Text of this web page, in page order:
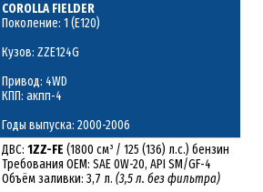
COROLLA FIELDER
Поколение: 1 (E120)
Кузов: ZZE124G
Привод: 4WD
КПП: акпп-4
Годы выпуска: 2000-2006
ДВС: 1ZZ-FE (1800 см³ / 125 (136) л.с.) бензин
Требования ОЕМ: SAE 0W-20, API SM/GF-4
Объём заливки: 3,7 л. (3,5 л. без фильтра)